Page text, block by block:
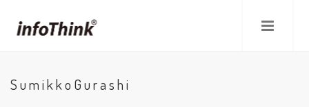
SumikkoGurashi